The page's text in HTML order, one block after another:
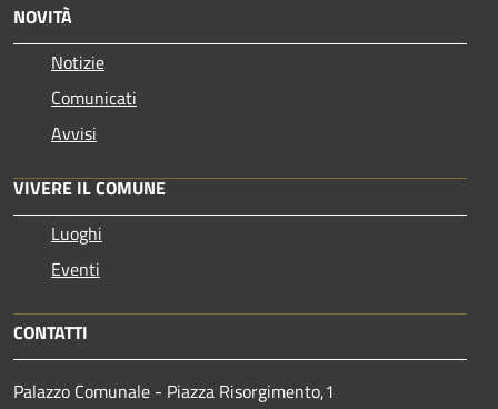
NOVITÀ
Notizie
Comunicati
Avvisi
VIVERE IL COMUNE
Luoghi
Eventi
CONTATTI
Palazzo Comunale - Piazza Risorgimento,1